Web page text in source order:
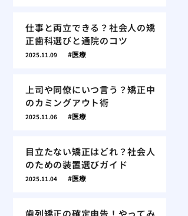
仕事と両立できる？社会人の矯
正歯科選びと通院のコツ
2025.11.09 医療
上司や同僚にいつ言う？矯正中
のカミングアウト術
2025.11.06 医療
目立たない矯正はどれ？社会人
のための装置選びガイド
2025.11.04 医療
歯列矯正の確定申告！やってみ